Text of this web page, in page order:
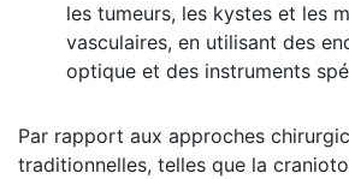
les tumeurs, les kystes et les
vasculaires, en utilisant des
optique et des instruments
Par rapport aux approches
traditionnelles, telles que la